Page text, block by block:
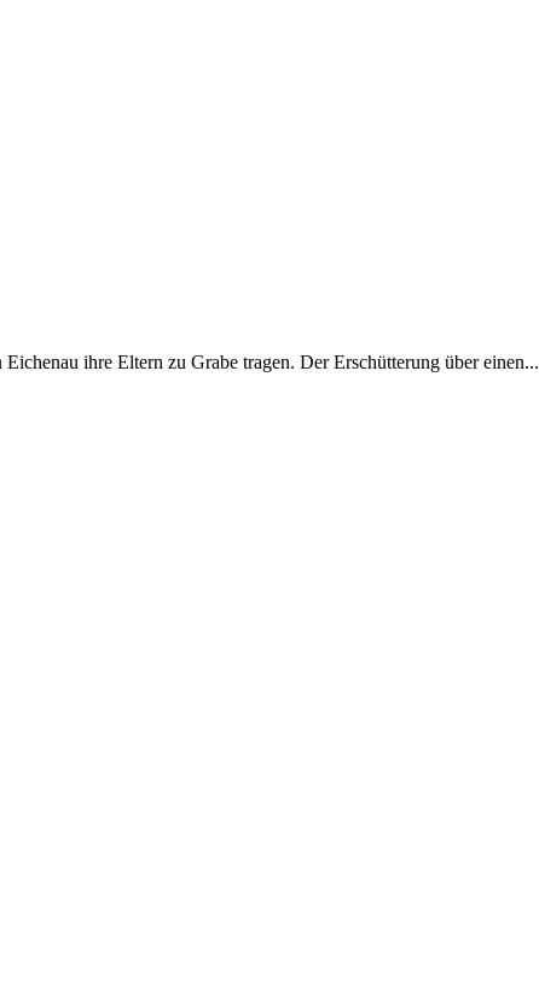
ihre Eltern zu Grabe tragen. Der Erschütterung über einen...